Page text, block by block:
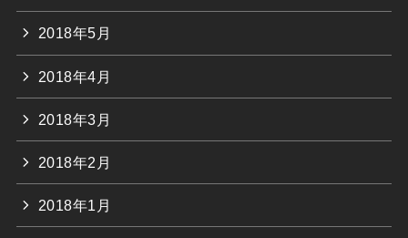
2018年5月
2018年4月
2018年3月
2018年2月
2018年1月